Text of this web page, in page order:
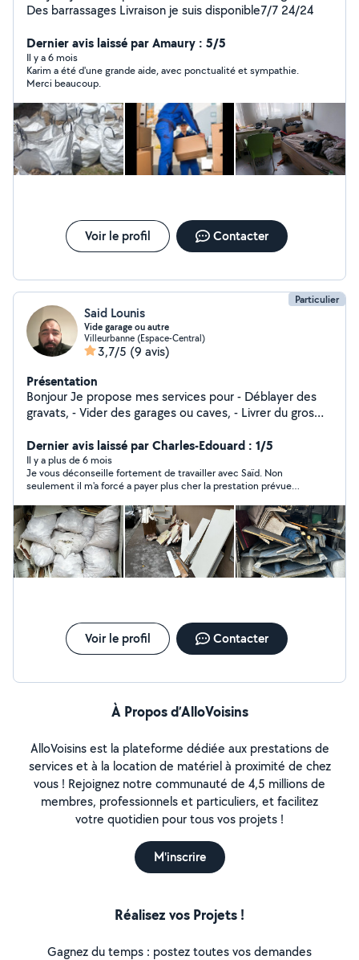
Des barrassages Livraison je suis disponible7/7 24/24
Dernier avis laissé par Amaury : 5/5
Il y a 6 mois
Karim a été d'une grande aide, avec ponctualité et sympathie.
Merci beaucoup.
Voir le profil Contacter
Particulier
Said Lounis
Vide garage ou autre
Villeurbanne (Espace-Central)
3,7/5 (9 avis)
Présentation
Bonjour Je propose mes services pour - Déblayer des
gravats, - Vider des garages ou caves, - Livrer du gros
sérieux et dynamique, toujours prêt à donner un coup
de main selon vos besoins. N'hésitez pas à me
contacter pour un service rapide et à prix attractif
Dernier avis laissé par Charles-Edouard : 1/5
Il y a plus de 6 mois
Je vous déconseille fortement de travailler avec Saïd. Non
seulement il m'a forcé a payer plus cher la prestation prévue
(X1,5 fois le prix du devis) mais en plus de ça, il a tout laissé
dans la cour intérieure de l'immeuble ce qui a nécessité que je
fasse appel a une autre entreprise pour finir de débarrasser.
J'évoque également un outil électroportatif qui a été pris par
son équipe. Malhonnête, menteur et voleur, je vous conseille
de passer votre chemin.
Voir le profil Contacter
À Propos d’AlloVoisins
AlloVoisins est la plateforme dédiée aux prestations de
services et à la location de matériel à proximité de chez
vous ! Rejoignez notre communauté de 4,5 millions de
membres, professionnels et particuliers, et facilitez
votre quotidien pour tous vos projets !
M'inscrire
Réalisez vos Projets !
Gagnez du temps : postez toutes vos demandes